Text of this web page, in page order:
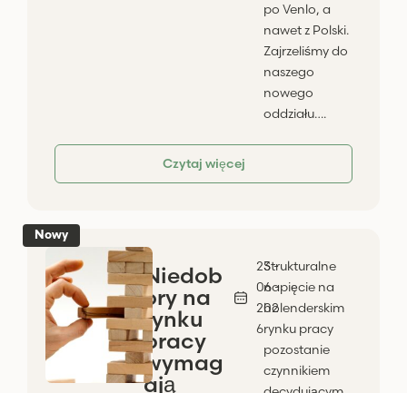
po Venlo, a
nawet z Polski.
Zajrzeliśmy do
naszego
nowego
oddziału….
Czytaj więcej
Nowy
Niedob
ory na
rynku
pracy
wymag
ają
23 -
06 -
202
6
Strukturalne
napięcie na
holenderskim
rynku pracy
pozostanie
czynnikiem